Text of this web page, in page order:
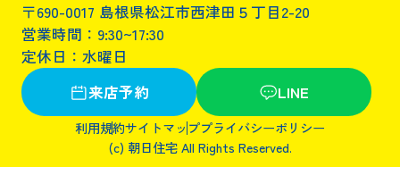
〒690-0017 島根県松江市西津田５丁目2-20
営業時間：9:30~17:30
定休日：水曜日
来店予約
LINE
利用規約サイトマッププライバシーポリシー
(c) 朝日住宅 All Rights Reserved.